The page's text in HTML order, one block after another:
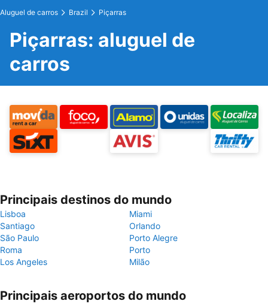
Aluguel de carros Brazil Piçarras
Piçarras: aluguel de
carros
Principais destinos do mundo
Lisboa
Miami
Santiago
Orlando
São Paulo
Porto Alegre
Roma
Porto
Los Angeles
Milão
Principais aeroportos do mundo